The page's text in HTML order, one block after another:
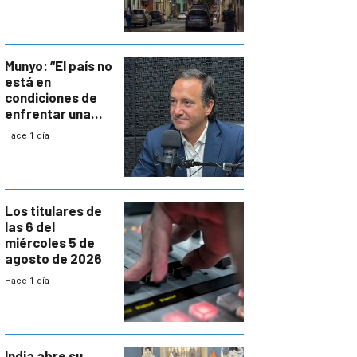
Munyo: “El país no
está en
condiciones de
enfrentar una
reducción de la
Hace 1 día
Los titulares de
las 6 del
miércoles 5 de
agosto de 2026
Hace 1 día